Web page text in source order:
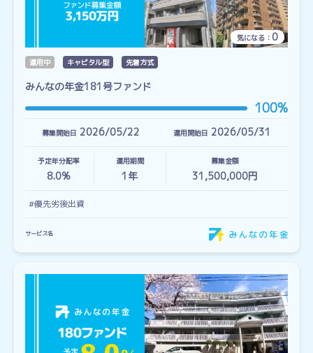
気になる： 0
運用中 キャピタル型 先着方式
みんなの年金181号ファンド
100%
募集開始日 2026/05/22 運用開始日 2026/05/31
予定年分配率
8.0%
運用期間
1 年
募集金額
31,500,000円
#優先劣後出資
サービス名